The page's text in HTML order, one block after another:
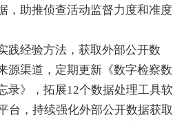
，助推侦查活动监督力度和准度
践经验方法，获取外部公开数
源渠道，定期更新《数字检察数
录》，拓展12个数据处理工具软
台，持续强化外部公开数据获取